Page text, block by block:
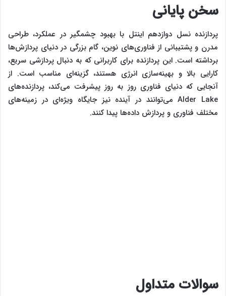
سخن پایانی
پردازنده نسل دوازدهم اینتل با بهبود چشمگیر در عملکرد، طراحی
مدرن و پشتیبانی از فناوری‌های نوین، گام بزرگی در دنیای پردازش‌ها
برداشته است. این پردازنده برای کاربرانی که به دنبال پردازشی سریع،
کارایی بالا و بهینه‌سازی انرژی هستند، گزینه‌ای مناسب است. از
آنجایی که دنیای فناوری روز به روز پیشرفت می‌کند، پردازنده‌های
Alder Lake می‌توانند در آینده نیز جایگاه ویژه‌ای در زمینه‌های
مختلف فناوری و پردازش داده‌ها پیدا کنند.
سوالات متداول